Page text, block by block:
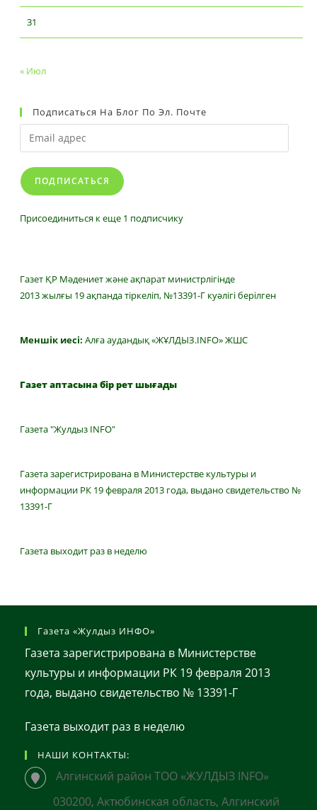
31
« Июл
Подписаться На Блог По Эл. Почте
Email
адрес
ПОДПИСАТЬСЯ
Присоединиться к еще 1 подписчику
Газет ҚР Мәдениет және ақпарат министрлігінде
2013 жылғы 19 ақпанда тіркеліп, №13391-Г куәлігі берілген
Меншік иесі: Алға аудандық «ЖҰЛДЫЗ.INFO» ЖШС
Газет аптасына бір рет шығады
Газета "Жулдыз INFO"
Газета зарегистрирована в Министерстве культуры и
информации РК 19 февраля 2013 года, выдано свидетельство №
13391-Г
Газета выходит раз в неделю
Газета «Жулдыз ИНФО»
Газета зарегистрирована в Министерстве
культуры и информации РК 19 февраля 2013
года, выдано свидетельство № 13391-Г
Газета выходит раз в неделю
НАШИ КОНТАКТЫ:
Алгинский район ТОО «ЖУЛДЫЗ INFO»
030200, Актюбинская область, Алгинский